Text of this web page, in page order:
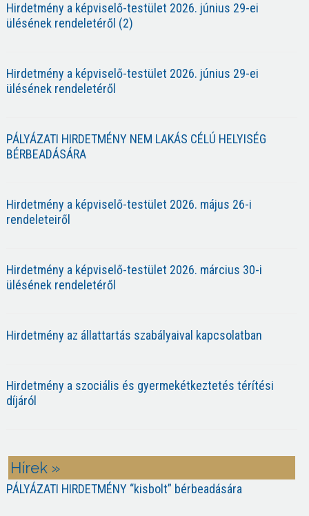
Hirdetmény a képviselő-testület 2026. június 29-ei
ülésének rendeletéről (2)
Hirdetmény a képviselő-testület 2026. június 29-ei
ülésének rendeletéről
PÁLYÁZATI HIRDETMÉNY NEM LAKÁS CÉLÚ HELYISÉG
BÉRBEADÁSÁRA
Hirdetmény a képviselő-testület 2026. május 26-i
rendeleteiről
Hirdetmény a képviselő-testület 2026. március 30-i
ülésének rendeletéről
Hirdetmény az állattartás szabályaival kapcsolatban
Hirdetmény a szociális és gyermekétkeztetés térítési
díjáról
Hírek »
PÁLYÁZATI HIRDETMÉNY “kisbolt” bérbeadására